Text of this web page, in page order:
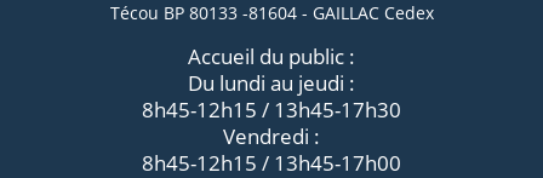
Técou BP 80133 -81604 - GAILLAC Cedex
Accueil du public :
Du lundi au jeudi :
8h45-12h15 / 13h45-17h30
Vendredi :
8h45-12h15 / 13h45-17h00